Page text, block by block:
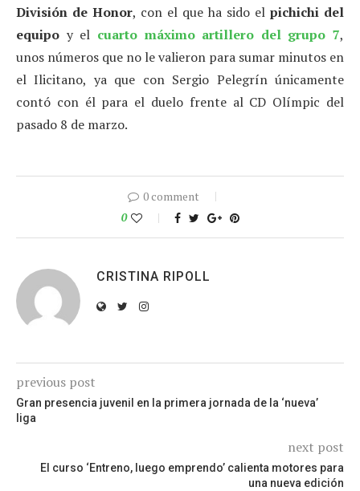
División de Honor, con el que ha sido el pichichi del
equipo y el cuarto máximo artillero del grupo 7,
unos números que no le valieron para sumar minutos en
el Ilicitano, ya que con Sergio Pelegrín únicamente
contó con él para el duelo frente al CD Olímpic del
pasado 8 de marzo.
0 comment
0
CRISTINA RIPOLL
previous post
Gran presencia juvenil en la primera jornada de la ‘nueva’
liga
next post
El curso ‘Entreno, luego emprendo’ calienta motores para
una nueva edición